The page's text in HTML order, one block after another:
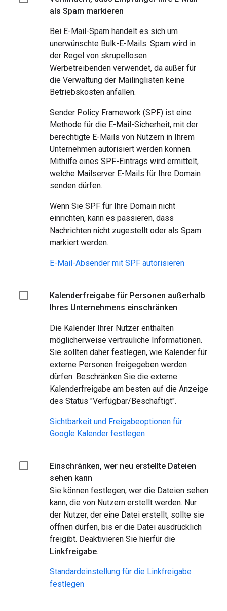
als Spam markieren
Bei E-Mail-Spam handelt es sich um
unerwünschte Bulk-E-Mails. Spam wird in
der Regel von skrupellosen
Werbetreibenden verwendet, da außer für
die Verwaltung der Mailinglisten keine
Betriebskosten anfallen.
Sender Policy Framework (SPF) ist eine
Methode für die E-Mail-Sicherheit, mit der
berechtigte E-Mails von Nutzern in Ihrem
Unternehmen autorisiert werden können.
Mithilfe eines SPF-Eintrags wird ermittelt,
welche Mailserver E-Mails für Ihre Domain
senden dürfen.
Wenn Sie SPF für Ihre Domain nicht
einrichten, kann es passieren, dass
Nachrichten nicht zugestellt oder als Spam
markiert werden.
E-Mail-Absender mit SPF autorisieren
Kalenderfreigabe für Personen außerhalb
Ihres Unternehmens einschränken
Die Kalender Ihrer Nutzer enthalten
möglicherweise vertrauliche Informationen.
Sie sollten daher festlegen, wie Kalender für
externe Personen freigegeben werden
dürfen. Beschränken Sie die externe
Kalenderfreigabe am besten auf die Anzeige
des Status "Verfügbar/Beschäftigt".
Sichtbarkeit und Freigabeoptionen für
Google Kalender festlegen
Einschränken, wer neu erstellte Dateien
sehen kann
Sie können festlegen, wer die Dateien sehen
kann, die von Nutzern erstellt werden. Nur
der Nutzer, der eine Datei erstellt, sollte sie
öffnen dürfen, bis er die Datei ausdrücklich
freigibt. Deaktivieren Sie hierfür die
Linkfreigabe.
Standardeinstellung für die Linkfreigabe
festlegen